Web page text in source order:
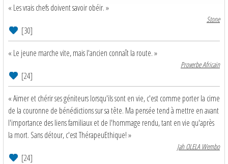
« Les vrais chefs doivent savoir obéir. »
Stone
[30]
« Le jeune marche vite, mais l'ancien connaît la route. »
Proverbe Africain
[24]
« Aimer et chérir ses géniteurs lorsqu'ils sont en vie, c'est comme porter la cime
de la couronne de bénédictions sur sa tête. Ma pensée tend à mettre en avant
l'importance des liens familiaux et de l'hommage rendu, tant en vie qu'après
la mort. Sans détour, c'est ThérapeuEthique! »
Jah OLELA Wembo
[24]